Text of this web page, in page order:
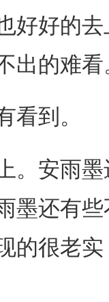
好好的
出的难看
到。
安雨墨
墨还有
的很老